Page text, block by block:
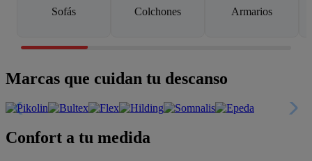
Sofás Colchones Armarios
Marcas que cuidan tu descanso
Confort a tu medida